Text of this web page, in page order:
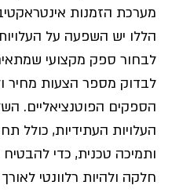
מערכת הזמנות
הללו יש השפעה על
לבחור ספק מקצועי
לבדוק מספר הצעות מחיר
הספקים הפוטנציאליים.
העלויות העתידיות, כולל
ותמיכה טכנית, כדי
חלקה ולהיות רלוונטי